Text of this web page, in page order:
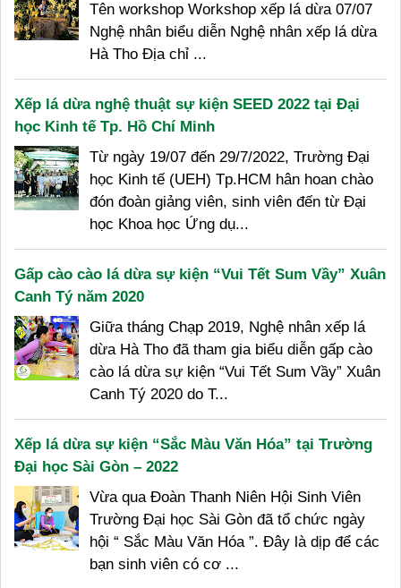
Tên workshop Workshop xếp lá dừa 07/07
Nghệ nhân biểu diễn Nghệ nhân xếp lá dừa
Hà Tho Địa chỉ ...
Xếp lá dừa nghệ thuật sự kiện SEED 2022 tại Đại
học Kinh tế Tp. Hồ Chí Minh
Từ ngày 19/07 đến 29/7/2022, Trường Đại
học Kinh tế (UEH) Tp.HCM hân hoan chào
đón đoàn giảng viên, sinh viên đến từ Đại
học Khoa học Ứng dụ...
Gấp cào cào lá dừa sự kiện “Vui Tết Sum Vầy” Xuân
Canh Tý năm 2020
Giữa tháng Chạp 2019, Nghệ nhân xếp lá
dừa Hà Tho đã tham gia biểu diễn gấp cào
cào lá dừa sự kiện “Vui Tết Sum Vầy” Xuân
Canh Tý 2020 do T...
Xếp lá dừa sự kiện “Sắc Màu Văn Hóa” tại Trường
Đại học Sài Gòn – 2022
Vừa qua Đoàn Thanh Niên Hội Sinh Viên
Trường Đại học Sài Gòn đã tổ chức ngày
hội “ Sắc Màu Văn Hóa ”. Đây là dịp để các
bạn sinh viên có cơ ...